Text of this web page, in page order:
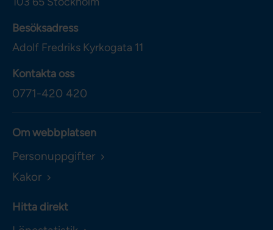
Besöksadress
Adolf Fredriks Kyrkogata 11
Kontakta oss
0771-420 420
Om webbplatsen
Personuppgifter
Kakor
Hitta direkt